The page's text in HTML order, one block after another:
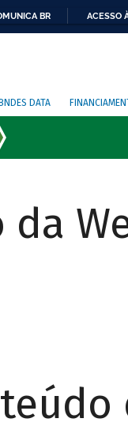
BR ACESSO
DATA